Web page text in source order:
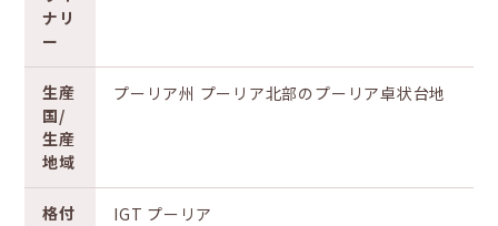
ナリ
ー
生産
国/
生産
地域
プーリア州 プーリア北部のプーリア卓状台地
格付 IGT プーリア